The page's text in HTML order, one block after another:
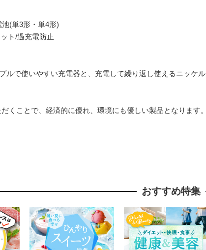
(単3形・単4形)
ト/過充電防止
ルで使いやすい充電器と、充電して繰り返し使えるニッケル
くことで、経済的に優れ、環境にも優しい製品となります。
おすすめ特集